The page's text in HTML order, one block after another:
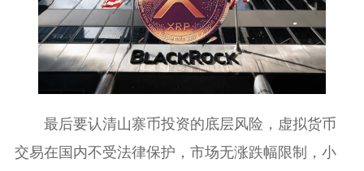
最后要认清山寨币投资的底层风险，虚拟货币
交易在国内不受法律保护，市场无涨跌幅限制，小